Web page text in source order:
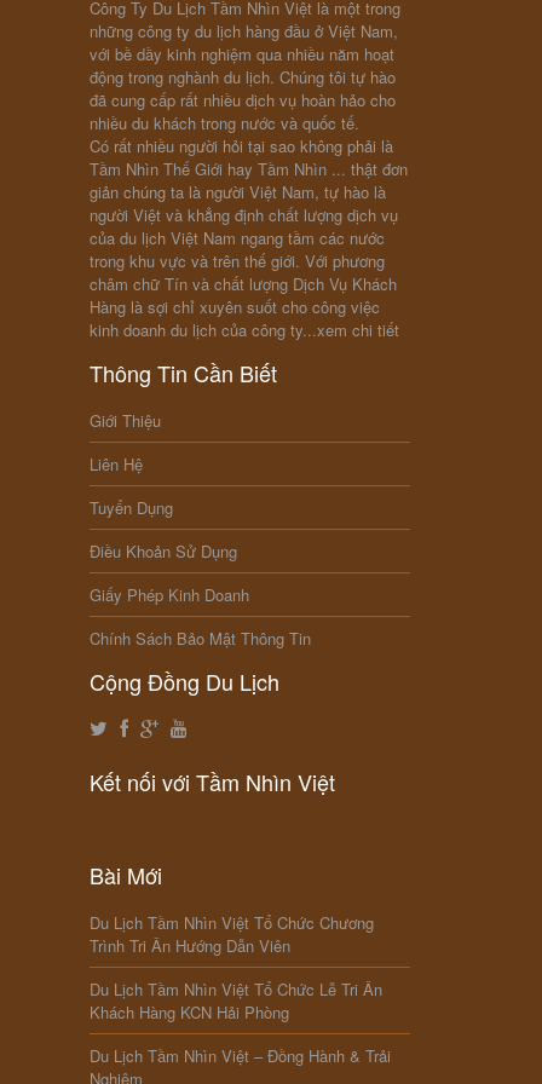
Công Ty Du Lịch Tầm Nhìn Việt là một trong
những công ty du lịch hàng đầu ở Việt Nam,
với bề dầy kinh nghiệm qua nhiều năm hoạt
động trong nghành du lịch. Chúng tôi tự hào
đã cung cấp rất nhiều dịch vụ hoàn hảo cho
nhiều du khách trong nước và quốc tế.
Có rất nhiều người hỏi tại sao không phải là
Tầm Nhìn Thế Giới hay Tầm Nhìn ... thật đơn
giản chúng ta là người Việt Nam, tự hào là
người Việt và khẳng định chất lượng dịch vụ
của du lịch Việt Nam ngang tầm các nước
trong khu vực và trên thế giới. Với phương
châm chữ Tín và chất lượng Dịch Vụ Khách
Hàng là sợi chỉ xuyên suốt cho công việc
kinh doanh du lịch của công ty...xem chi tiết
Thông Tin Cần Biết
Giới Thiệu
Liên Hệ
Tuyển Dụng
Điều Khoản Sử Dụng
Giấy Phép Kinh Doanh
Chính Sách Bảo Mật Thông Tin
Cộng Đồng Du Lịch
Kết nối với Tầm Nhìn Việt
Bài Mới
Du Lịch Tầm Nhìn Việt Tổ Chức Chương
Trình Tri Ân Hướng Dẫn Viên
Du Lịch Tầm Nhìn Việt Tổ Chức Lễ Tri Ân
Khách Hàng KCN Hải Phòng
Du Lịch Tầm Nhìn Việt – Đồng Hành & Trải
Nghiệm